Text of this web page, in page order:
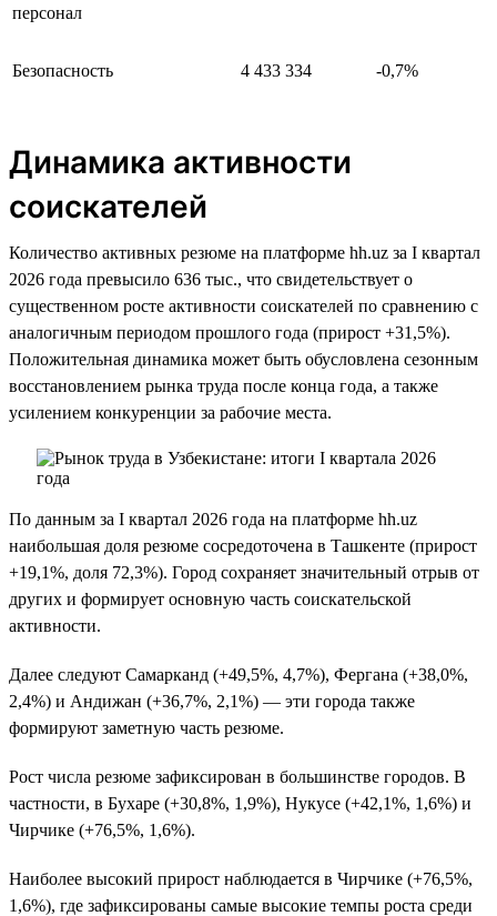
персонал
Безопасность 4 433 334 -0,7%
Динамика активности
соискателей
Количество активных резюме на платформе hh.uz за I квартал
2026 года превысило 636 тыс., что свидетельствует о
существенном росте активности соискателей по сравнению с
аналогичным периодом прошлого года (прирост +31,5%).
Положительная динамика может быть обусловлена сезонным
восстановлением рынка труда после конца года, а также
усилением конкуренции за рабочие места.
По данным за I квартал 2026 года на платформе hh.uz
наибольшая доля резюме сосредоточена в Ташкенте (прирост
+19,1%, доля 72,3%). Город сохраняет значительный отрыв от
других и формирует основную часть соискательской
активности.
Далее следуют Самарканд (+49,5%, 4,7%), Фергана (+38,0%,
2,4%) и Андижан (+36,7%, 2,1%) — эти города также
формируют заметную часть резюме.
Рост числа резюме зафиксирован в большинстве городов. В
частности, в Бухаре (+30,8%, 1,9%), Нукусе (+42,1%, 1,6%) и
Чирчике (+76,5%, 1,6%).
Наиболее высокий прирост наблюдается в Чирчике (+76,5%,
1,6%), где зафиксированы самые высокие темпы роста среди